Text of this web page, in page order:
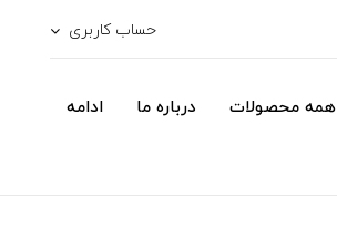
حساب کاربری
همه محصولات درباره ما ادامه